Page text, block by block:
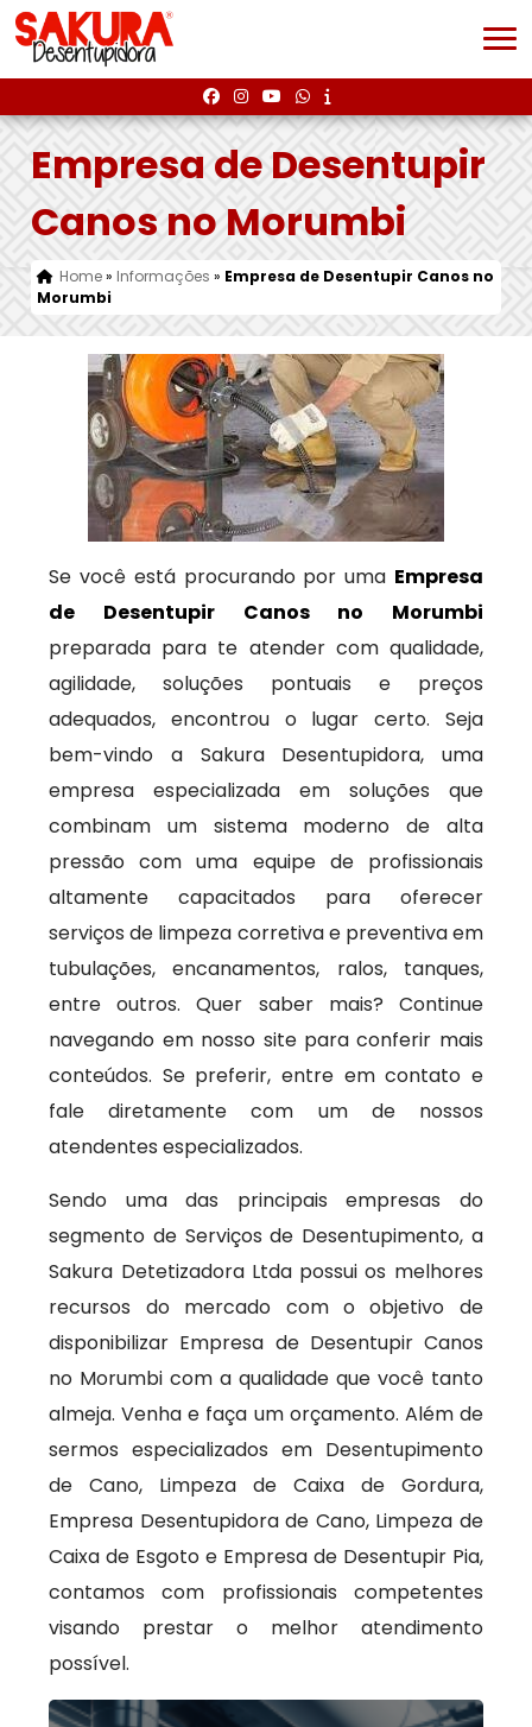
Empresa de Desentupir
Canos no Morumbi
Home» Informações » Empresa de Desentupir Canos no
Morumbi
Se você está procurando por uma Empresa
de Desentupir Canos no Morumbi
preparada para te atender com qualidade,
agilidade, soluções pontuais e preços
adequados, encontrou o lugar certo. Seja
bem-vindo a Sakura Desentupidora, uma
empresa especializada em soluções que
combinam um sistema moderno de alta
pressão com uma equipe de profissionais
altamente capacitados para oferecer
serviços de limpeza corretiva e preventiva em
tubulações, encanamentos, ralos, tanques,
entre outros. Quer saber mais? Continue
navegando em nosso site para conferir mais
conteúdos. Se preferir, entre em contato e
fale diretamente com um de nossos
atendentes especializados.
Sendo uma das principais empresas do
segmento de Serviços de Desentupimento, a
Sakura Detetizadora Ltda possui os melhores
recursos do mercado com o objetivo de
disponibilizar Empresa de Desentupir Canos
no Morumbi com a qualidade que você tanto
almeja. Venha e faça um orçamento. Além de
sermos especializados em Desentupimento
de Cano, Limpeza de Caixa de Gordura,
Empresa Desentupidora de Cano, Limpeza de
Caixa de Esgoto e Empresa de Desentupir Pia,
contamos com profissionais competentes
visando prestar o melhor atendimento
possível.